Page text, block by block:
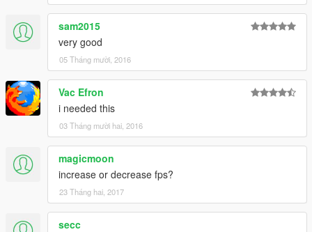
sam2015
very good
05 Tháng mười, 2016
Vac Efron
i needed this
03 Tháng mười hai, 2016
magicmoon
increase or decrease fps?
23 Tháng hai, 2017
secc